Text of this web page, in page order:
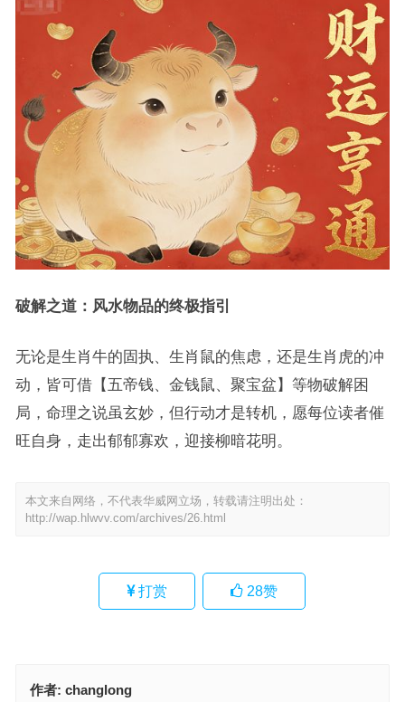
破解之道：风水物品的终极指引
无论是生肖牛的固执、生肖鼠的焦虑，还是生肖虎的冲
动，皆可借【五帝钱、金钱鼠、聚宝盆】等物破解困
局，命理之说虽玄妙，但行动才是转机，愿每位读者催
旺自身，走出郁郁寡欢，迎接柳暗花明。
本文来自网络，不代表华威网立场，转载请注明出处：
http://wap.hlwvv.com/archives/26.html
打赏 28赞
作者: changlong